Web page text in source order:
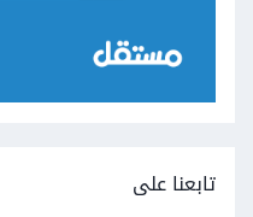
تابعنا على